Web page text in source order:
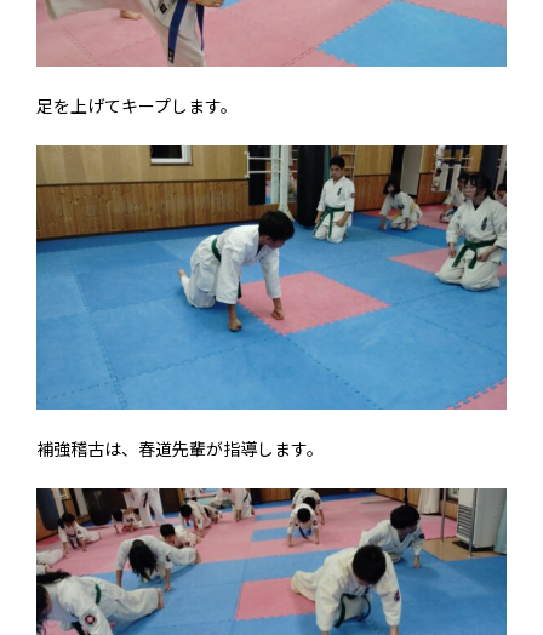
足を上げてキープします。
補強稽古は、春道先輩が指導します。